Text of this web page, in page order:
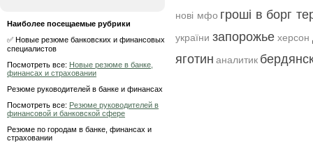
Наиболее посещаемые рубрики
✅ Новые резюме банковских и финансовых
специалистов
Посмотреть все: Новые резюме в банке,
финансах и страховании
Резюме руководителей в банке и финансах
Посмотреть все: Резюме руководителей в
финансовой и банковской сфере
Резюме по городам в банке, финансах и
страховании
нові мфо гроші в борг
україни запорожье херсон
яготин аналитик